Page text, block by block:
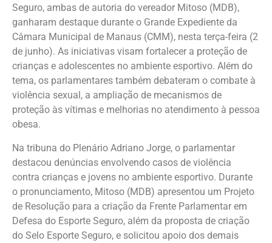
Seguro, ambas de autoria do vereador Mitoso (MDB),
ganharam destaque durante o Grande Expediente da
Câmara Municipal de Manaus (CMM), nesta terça-feira (2
de junho). As iniciativas visam fortalecer a proteção de
crianças e adolescentes no ambiente esportivo. Além do
tema, os parlamentares também debateram o combate à
violência sexual, a ampliação de mecanismos de
proteção às vítimas e melhorias no atendimento à pessoa
obesa.
Na tribuna do Plenário Adriano Jorge, o parlamentar
destacou denúncias envolvendo casos de violência
contra crianças e jovens no ambiente esportivo. Durante
o pronunciamento, Mitoso (MDB) apresentou um Projeto
de Resolução para a criação da Frente Parlamentar em
Defesa do Esporte Seguro, além da proposta de criação
do Selo Esporte Seguro, e solicitou apoio dos demais